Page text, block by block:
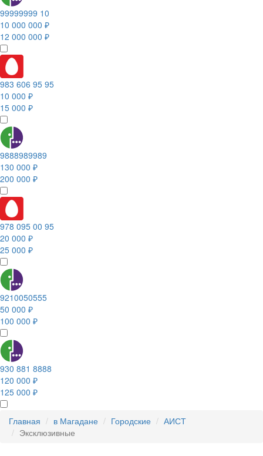
99999999 10
10 000 000 ₽
12 000 000 ₽
983 606 95 95
10 000 ₽
15 000 ₽
9888989989
130 000 ₽
200 000 ₽
978 095 00 95
20 000 ₽
25 000 ₽
9210050555
50 000 ₽
100 000 ₽
930 881 8888
120 000 ₽
125 000 ₽
Главная в Магадане Городские
АИСТ
Эксклюзивные